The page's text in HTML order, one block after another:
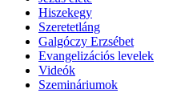
Hiszekegy
Szeretetláng
Galgóczy Erzsébet
Evangelizációs levelek
Videók
Szemináriumok